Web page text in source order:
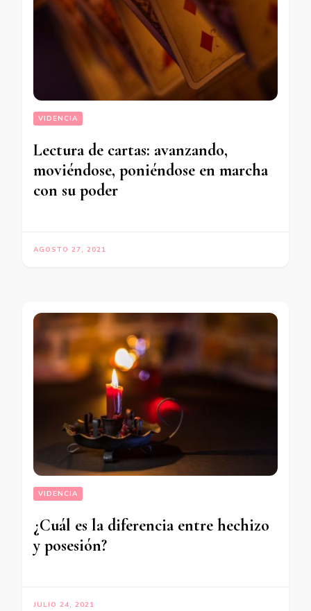
VIDENCIA
Lectura de cartas: avanzando,
moviéndose, poniéndose en marcha
con su poder
AGOSTO 27, 2021
VIDENCIA
¿Cuál es la diferencia entre hechizo
y posesión?
JULIO 24, 2021